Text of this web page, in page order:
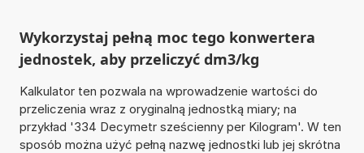
Wykorzystaj pełną moc tego konwertera
jednostek, aby przeliczyć dm3/kg
Kalkulator ten pozwala na wprowadzenie wartości do
przeliczenia wraz z oryginalną jednostką miary; na
przykład '334 Decymetr sześcienny per Kilogram'. W ten
sposób można użyć pełną nazwę jednostki lub jej skrótna